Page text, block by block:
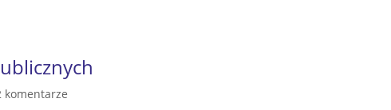
komentarze